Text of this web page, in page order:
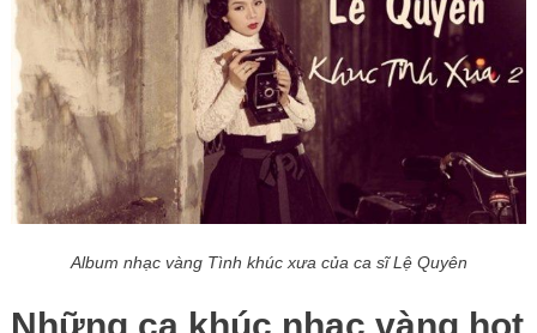
Album nhạc vàng Tình khúc xưa của ca sĩ Lệ Quyên
Những ca khúc nhạc vàng hot